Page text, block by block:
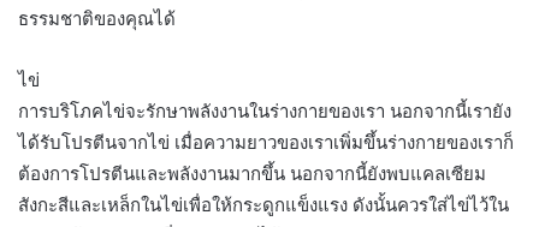
ธรรมชาติของคุณได้
ไข่
การบริโภคไข่จะรักษาพลังงานในร่างกายของเรา นอกจากนี้เรายัง
ได้รับโปรตีนจากไข่ เมื่อความยาวของเราเพิ่มขึ้นร่างกายของเราก็
ต้องการโปรตีนและพลังงานมากขึ้น นอกจากนี้ยังพบแคลเซียม
สังกะสีและเหล็กในไข่เพื่อให้กระดูกแข็งแรง ดังนั้นควรใส่ไข่ไว้ใน